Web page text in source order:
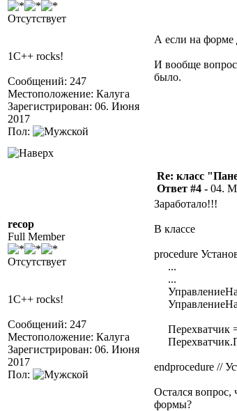
Отсутствует
1C++ rocks!
Сообщений: 247
Местоположение: Калуга
Зарегистрирован: 06. Июня
2017
Пол:
А если на форме
И вообще
было.
recop
Full Member
Отсутствует
1C++ rocks!
Сообщений: 247
Местоположение: Калуга
Зарегистрирован: 06. Июня
2017
Пол:
Re: класс
Ответ #4 - 04.
Заработало!!!
В классе
procedure
...
...
Перехватчик
endprocedure //
Остался вопрос,
формы?